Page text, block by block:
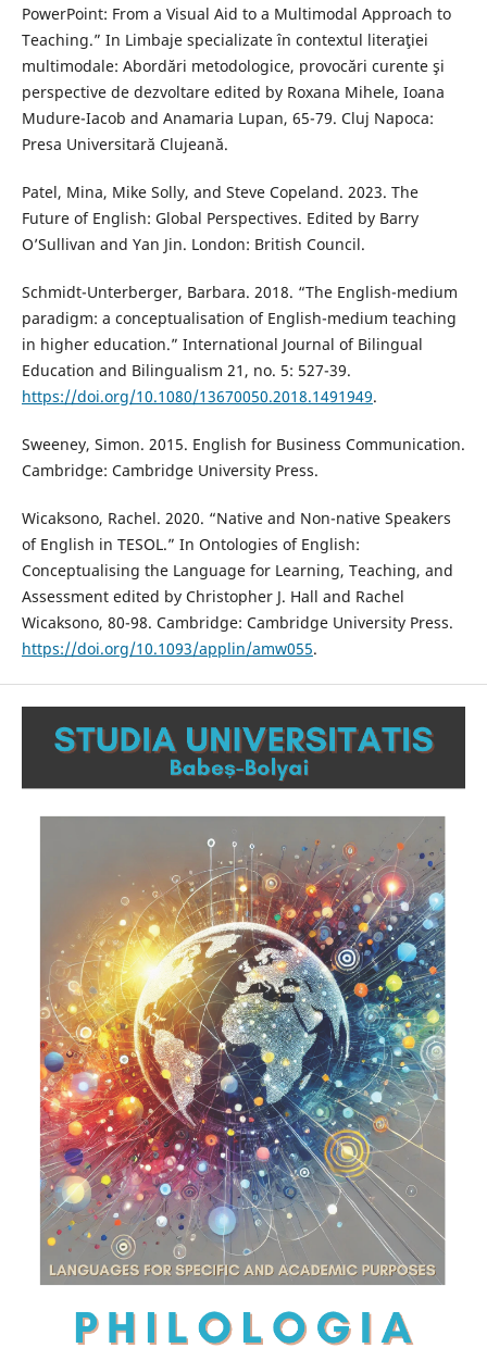
PowerPoint: From a Visual Aid to a Multimodal Approach to
Teaching.” In Limbaje specializate în contextul literaţiei
multimodale: Abordări metodologice, provocări curente şi
perspective de dezvoltare edited by Roxana Mihele, Ioana
Mudure-Iacob and Anamaria Lupan, 65-79. Cluj Napoca:
Presa Universitară Clujeană.
Patel, Mina, Mike Solly, and Steve Copeland. 2023. The
Future of English: Global Perspectives. Edited by Barry
O’Sullivan and Yan Jin. London: British Council.
Schmidt-Unterberger, Barbara. 2018. “The English-medium
paradigm: a conceptualisation of English-medium teaching
in higher education.” International Journal of Bilingual
Education and Bilingualism 21, no. 5: 527-39.
https://doi.org/10.1080/13670050.2018.1491949.
Sweeney, Simon. 2015. English for Business Communication.
Cambridge: Cambridge University Press.
Wicaksono, Rachel. 2020. “Native and Non-native Speakers
of English in TESOL.” In Ontologies of English:
Conceptualising the Language for Learning, Teaching, and
Assessment edited by Christopher J. Hall and Rachel
Wicaksono, 80-98. Cambridge: Cambridge University Press.
https://doi.org/10.1093/applin/amw055.